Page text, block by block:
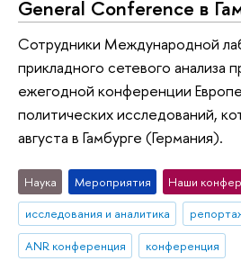
General Conference в
Сотрудники Международной
прикладного сетевого анализа
ежегодной конференции
политических исследований,
августа в Гамбурге (Германия).
Наука Мероприятия Наши
исследования и аналитика
ANR конференция
конференция